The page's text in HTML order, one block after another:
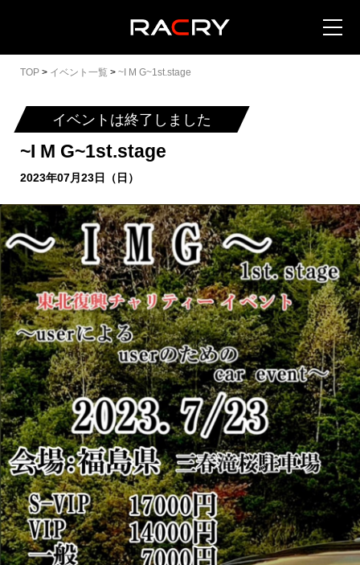
カートを見る (0)
イベントを地域から探す
イベントを日程から探す
全てのイベントを見る
主催者様向けサービス
イベントレポート
ショート動画
新規会員登録
TOP > イベント一覧 > ~I M G~1st.stage
イベントは終了しました
~I M G~1st.stage
2023年07月23日（日）